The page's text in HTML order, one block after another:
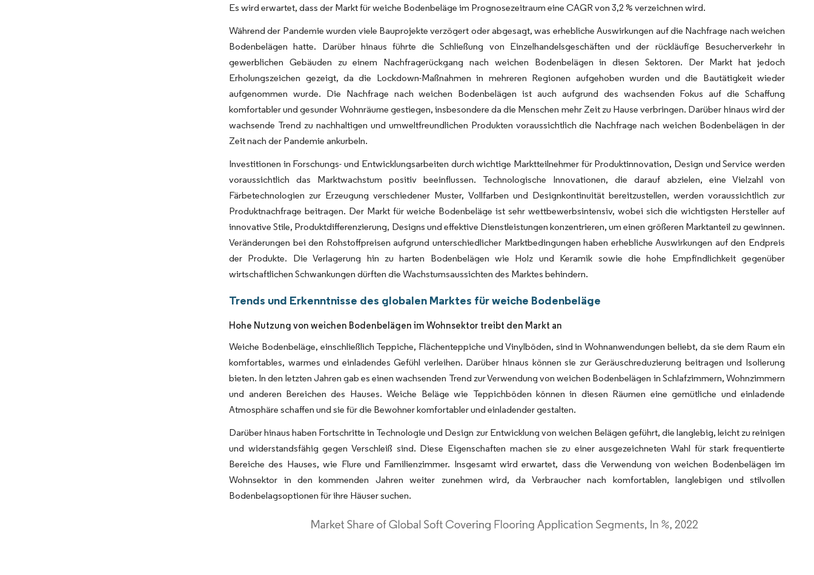
Es wird erwartet, dass der Markt für weiche Bodenbeläge im Prognosezeitraum eine CAGR von 3,2 % verzeichnen wird.
Während der Pandemie wurden viele Bauprojekte verzögert oder abgesagt, was erhebliche Auswirkungen auf die Nachfrage nach weichen
Bodenbelägen hatte. Darüber hinaus führte die Schließung von Einzelhandelsgeschäften und der rückläufige Besucherverkehr in
gewerblichen Gebäuden zu einem Nachfragerückgang nach weichen Bodenbelägen in diesen Sektoren. Der Markt hat jedoch
Erholungszeichen gezeigt, da die Lockdown-Maßnahmen in mehreren Regionen aufgehoben wurden und die Bautätigkeit wieder
aufgenommen wurde. Die Nachfrage nach weichen Bodenbelägen ist auch aufgrund des wachsenden Fokus auf die Schaffung
komfortabler und gesunder Wohnräume gestiegen, insbesondere da die Menschen mehr Zeit zu Hause verbringen. Darüber hinaus wird der
wachsende Trend zu nachhaltigen und umweltfreundlichen Produkten voraussichtlich die Nachfrage nach weichen Bodenbelägen in der
Zeit nach der Pandemie ankurbeln.
Investitionen in Forschungs- und Entwicklungsarbeiten durch wichtige Marktteilnehmer für Produktinnovation, Design und Service werden
voraussichtlich das Marktwachstum positiv beeinflussen. Technologische Innovationen, die darauf abzielen, eine Vielzahl von
Färbetechnologien zur Erzeugung verschiedener Muster, Vollfarben und Designkontinuität bereitzustellen, werden voraussichtlich zur
Produktnachfrage beitragen. Der Markt für weiche Bodenbeläge ist sehr wettbewerbsintensiv, wobei sich die wichtigsten Hersteller auf
innovative Stile, Produktdifferenzierung, Designs und effektive Dienstleistungen konzentrieren, um einen größeren Marktanteil zu gewinnen.
Veränderungen bei den Rohstoffpreisen aufgrund unterschiedlicher Marktbedingungen haben erhebliche Auswirkungen auf den Endpreis
der Produkte. Die Verlagerung hin zu harten Bodenbelägen wie Holz und Keramik sowie die hohe Empfindlichkeit gegenüber
wirtschaftlichen Schwankungen dürften die Wachstumsaussichten des Marktes behindern.
Trends und Erkenntnisse des globalen Marktes für weiche Bodenbeläge
Hohe Nutzung von weichen Bodenbelägen im Wohnsektor treibt den Markt an
Weiche Bodenbeläge, einschließlich Teppiche, Flächenteppiche und Vinylböden, sind in Wohnanwendungen beliebt, da sie dem Raum ein
komfortables, warmes und einladendes Gefühl verleihen. Darüber hinaus können sie zur Geräuschreduzierung beitragen und Isolierung
bieten. In den letzten Jahren gab es einen wachsenden Trend zur Verwendung von weichen Bodenbelägen in Schlafzimmern, Wohnzimmern
und anderen Bereichen des Hauses. Weiche Beläge wie Teppichböden können in diesen Räumen eine gemütliche und einladende
Atmosphäre schaffen und sie für die Bewohner komfortabler und einladender gestalten.
Darüber hinaus haben Fortschritte in Technologie und Design zur Entwicklung von weichen Belägen geführt, die langlebig, leicht zu reinigen
und widerstandsfähig gegen Verschleiß sind. Diese Eigenschaften machen sie zu einer ausgezeichneten Wahl für stark frequentierte
Bereiche des Hauses, wie Flure und Familienzimmer. Insgesamt wird erwartet, dass die Verwendung von weichen Bodenbelägen im
Wohnsektor in den kommenden Jahren weiter zunehmen wird, da Verbraucher nach komfortablen, langlebigen und stilvollen
Bodenbelagsoptionen für ihre Häuser suchen.